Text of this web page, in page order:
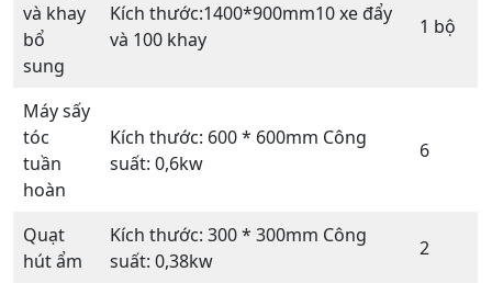
và khay
bổ
sung
Kích thước:1400*900mm10 xe đẩy
và 100 khay
1 bộ
Máy sấy
tóc
tuần
hoàn
Kích thước: 600 * 600mm Công
suất: 0,6kw
6
Quạt
hút ẩm
Kích thước: 300 * 300mm Công
suất: 0,38kw
2